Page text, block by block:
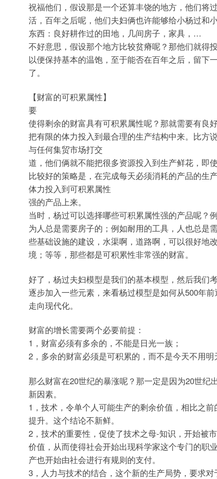
祝福他们，假设那是一个还算丰饶的地方，他们将
活，百年之后呢，他们夫妇俩也许能够给小杨过和
东西：良好耕作过的田地，几间房子，家具，…
不好意思，假设那个地方比较贫瘠呢？那他们就得
以便保持基本的温饱，至于能否在百年之后，留下
了。
【财富的可积累属性】
要
使得剩余的财富具有可积累属性呢？那就需要有良
把有限的体力投入到最合理的生产结构中来。比方
与任何集贸市场打交
道，他们俩就不能把很多资源投入到生产鲜花，即
比较好的策略是，在完成每天必须消耗的产品的生
体力投入到可积累属性
强的产品上来。
当时，杨过可以选择哪些可积累属性强的产品呢？
为人总是需要房子的；例如耐用的工具，人也总是
些基础设施的建设，水渠啊，道路啊，可以很好地
境；等等，那些都是可积累性非常强的财富。
好了，杨过夫妇模型是我们的基本模型，然后我们
逐步加入一些元素，来看杨过模型是如何从500年
走向现代化。
财富的增长需要两个必要前提：
1，财富必须有多余的，不能是日光一族；
2，多余的财富必须是可积累的，而不是今天不用
那么财富在20世纪的暴涨呢？那一定是因为20世纪
新因素。
1，技术，令单个人可能生产的剩余价值，相比之
提升。这个结论不新鲜。
2，技术的重要性，促使了技术之母-知识，开始被
价值，从而使得社会开始出现科学家这个专门的职
产也开始由社会进行有规则的支付。
3，人力与技术的结合，这个新的生产局势，要求